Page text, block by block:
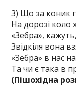
3) Що за коник
На дорозі коло
«Зебра»,
Звідкіля вона
«Зебра» в нас
Та чи є така в
(Пішохідна